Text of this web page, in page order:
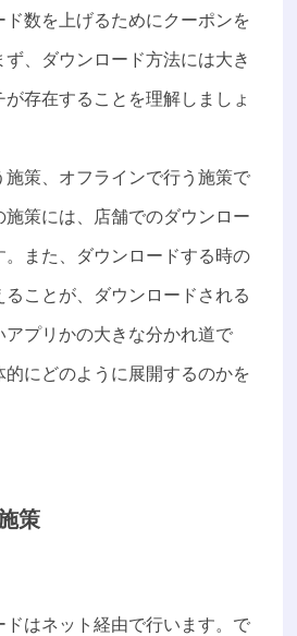
数を上げるためにクーポンを
、ダウンロード方法には大き
存在することを理解しましょ
策、オフラインで行う施策で
策には、店舗でのダウンロー
。また、ダウンロードする時の
ことが、ダウンロードされる
プリかの大きな分かれ道で
にどのように展開するのかを
策
はネット経由で行います。で